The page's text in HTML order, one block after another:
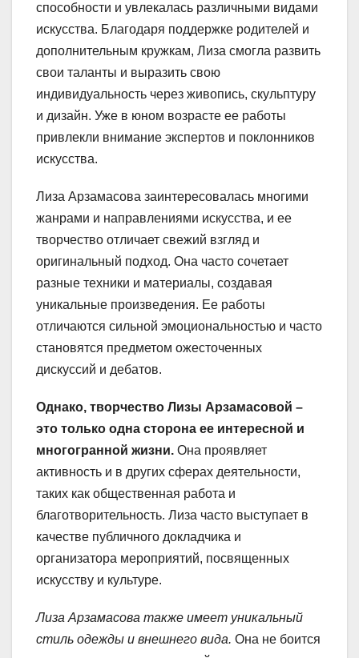
способности и увлекалась различными видами
искусства. Благодаря поддержке родителей и
дополнительным кружкам, Лиза смогла развить
свои таланты и выразить свою
индивидуальность через живопись, скульптуру
и дизайн. Уже в юном возрасте ее работы
привлекли внимание экспертов и поклонников
искусства.
Лиза Арзамасова заинтересовалась многими
жанрами и направлениями искусства, и ее
творчество отличает свежий взгляд и
оригинальный подход. Она часто сочетает
разные техники и материалы, создавая
уникальные произведения. Ее работы
отличаются сильной эмоциональностью и часто
становятся предметом ожесточенных
дискуссий и дебатов.
Однако, творчество Лизы Арзамасовой –
это только одна сторона ее интересной и
многогранной жизни. Она проявляет
активность и в других сферах деятельности,
таких как общественная работа и
благотворительность. Лиза часто выступает в
качестве публичного докладчика и
организатора мероприятий, посвященных
искусству и культуре.
Лиза Арзамасова также имеет уникальный
стиль одежды и внешнего вида. Она не боится